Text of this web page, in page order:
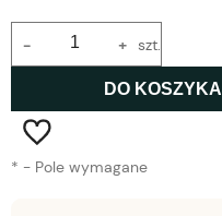
+
- szt.
DO KOSZYKA
* - Pole wymagane